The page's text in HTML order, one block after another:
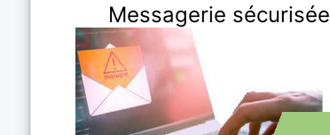
Messagerie sécurisée